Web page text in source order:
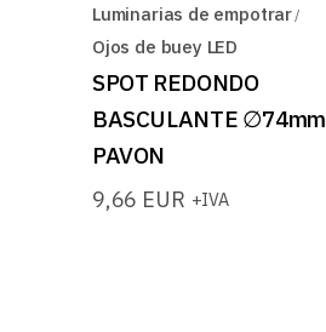
Luminarias de empotrar
Ojos de buey LED
SPOT REDONDO
BASCULANTE ∅74mm
PAVON
9,66 EUR +IVA